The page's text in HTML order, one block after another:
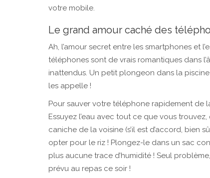
votre mobile.
Le grand amour caché des
Ah, l’amour secret entre les smartphones et
téléphones sont de vrais romantiques dans
inattendus. Un petit plongeon dans la piscine
les appelle !
Pour sauver votre téléphone rapidement de
Essuyez l’eau avec tout ce que vous
caniche de la voisine (s’il est d’accord, bien
opter pour le riz ! Plongez-le dans un sac
plus aucune trace d’humidité ! Seul
prévu au repas ce soir !